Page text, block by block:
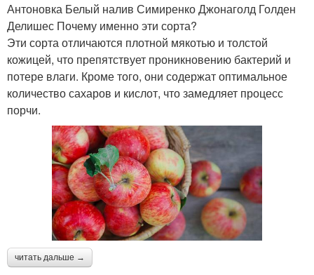
Антоновка Белый налив Симиренко Джонаголд Голден
Делишес Почему именно эти сорта?
Эти сорта отличаются плотной мякотью и толстой
кожицей, что препятствует проникновению бактерий и
потере влаги. Кроме того, они содержат оптимальное
количество сахаров и кислот, что замедляет процесс
порчи.
читать дальше →